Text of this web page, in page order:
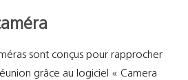
sont conçus pour rapprocher
grâce au logiciel « Camera